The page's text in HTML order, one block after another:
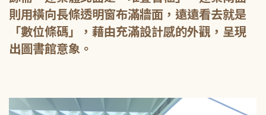
則用橫向長條透明窗布滿牆面，遠遠看去就是
「數位條碼」，藉由充滿設計感的外觀，呈現
出圖書館意象。